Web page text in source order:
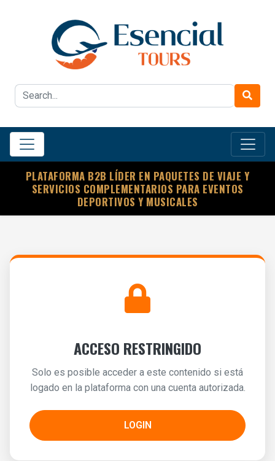
PLATAFORMA B2B LÍDER EN PAQUETES DE VIAJE Y
SERVICIOS COMPLEMENTARIOS PARA EVENTOS
DEPORTIVOS Y MUSICALES
ACCESO RESTRINGIDO
Solo es posible acceder a este contenido si está
logado en la plataforma con una cuenta autorizada.
LOGIN